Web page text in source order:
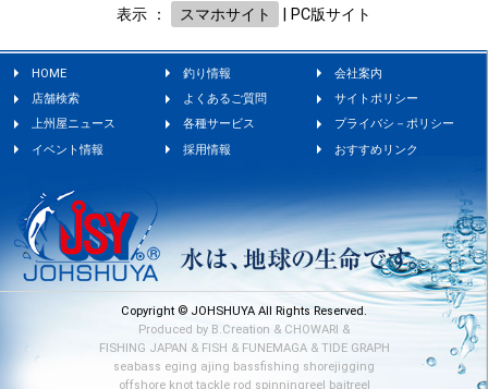
表示 ： スマホサイト PC版サイト
HOME 釣り情報
会社案内
店舗検索
よくあるご質問
サイトポリシー
上州屋ニュース
各種サービス
プライバシ－ポリシー
イベント情報
採用情報 おすすめリンク
Copyright © JOHSHUYA All Rights Reserved.
Produced by B.Creation & CHOWARI &
FISHING JAPAN & FISH & FUNEMAGA& TIDE GRAPH
seabass eging ajing bassfishing shorejigging
offshore knot tackle rod spinningreel baitreel